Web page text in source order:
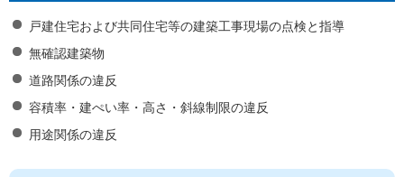
戸建住宅および共同住宅等の建築工事現場の点検と指導
無確認建築物
道路関係の違反
容積率・建ぺい率・高さ・斜線制限の違反
用途関係の違反